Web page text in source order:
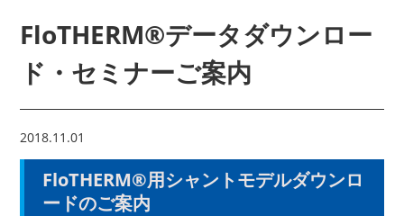
FloTHERM®データダウンロー
ド・セミナーご案内
2018.11.01
FloTHERM®用シャントモデルダウンロ
ードのご案内